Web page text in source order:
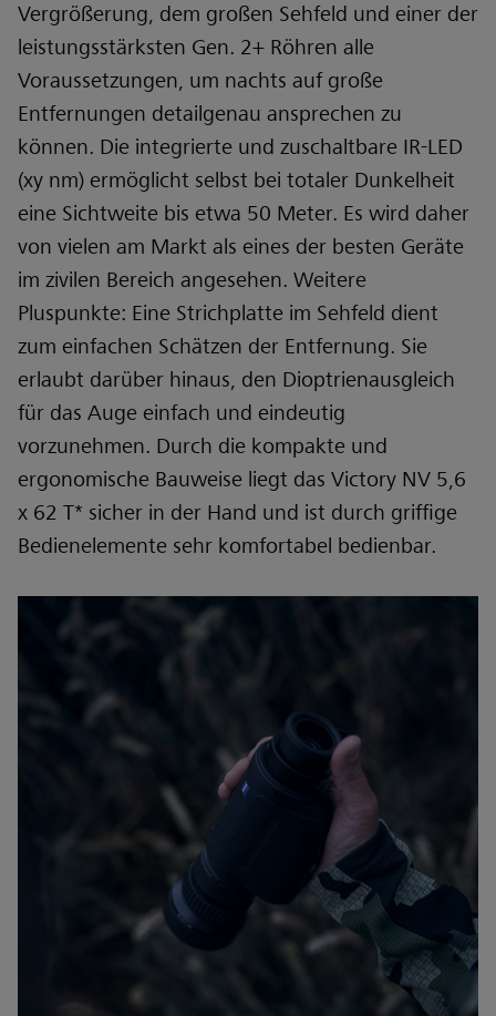
Vergrößerung, dem großen Sehfeld und einer der
leistungsstärksten Gen. 2+ Röhren alle
Voraussetzungen, um nachts auf große
Entfernungen detailgenau ansprechen zu
können. Die integrierte und zuschaltbare IR-LED
(xy nm) ermöglicht selbst bei totaler Dunkelheit
eine Sichtweite bis etwa 50 Meter. Es wird daher
von vielen am Markt als eines der besten Geräte
im zivilen Bereich angesehen. Weitere
Pluspunkte: Eine Strichplatte im Sehfeld dient
zum einfachen Schätzen der Entfernung. Sie
erlaubt darüber hinaus, den Dioptrienausgleich
für das Auge einfach und eindeutig
vorzunehmen. Durch die kompakte und
ergonomische Bauweise liegt das Victory NV 5,6
x 62 T* sicher in der Hand und ist durch griffige
Bedienelemente sehr komfortabel bedienbar.